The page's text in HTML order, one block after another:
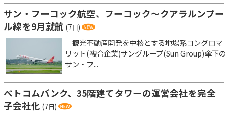
サン・フーコック航空、フーコック～クアラルンプー
ル線を9月就航 (7日)
観光不動産開発を中核とする地場系コングロマ
リット(複合企業)サングループ(Sun Group)傘下の
サン・フ...
ベトコムバンク、35階建てタワーの運営会社を完全
子会社化 (7日)